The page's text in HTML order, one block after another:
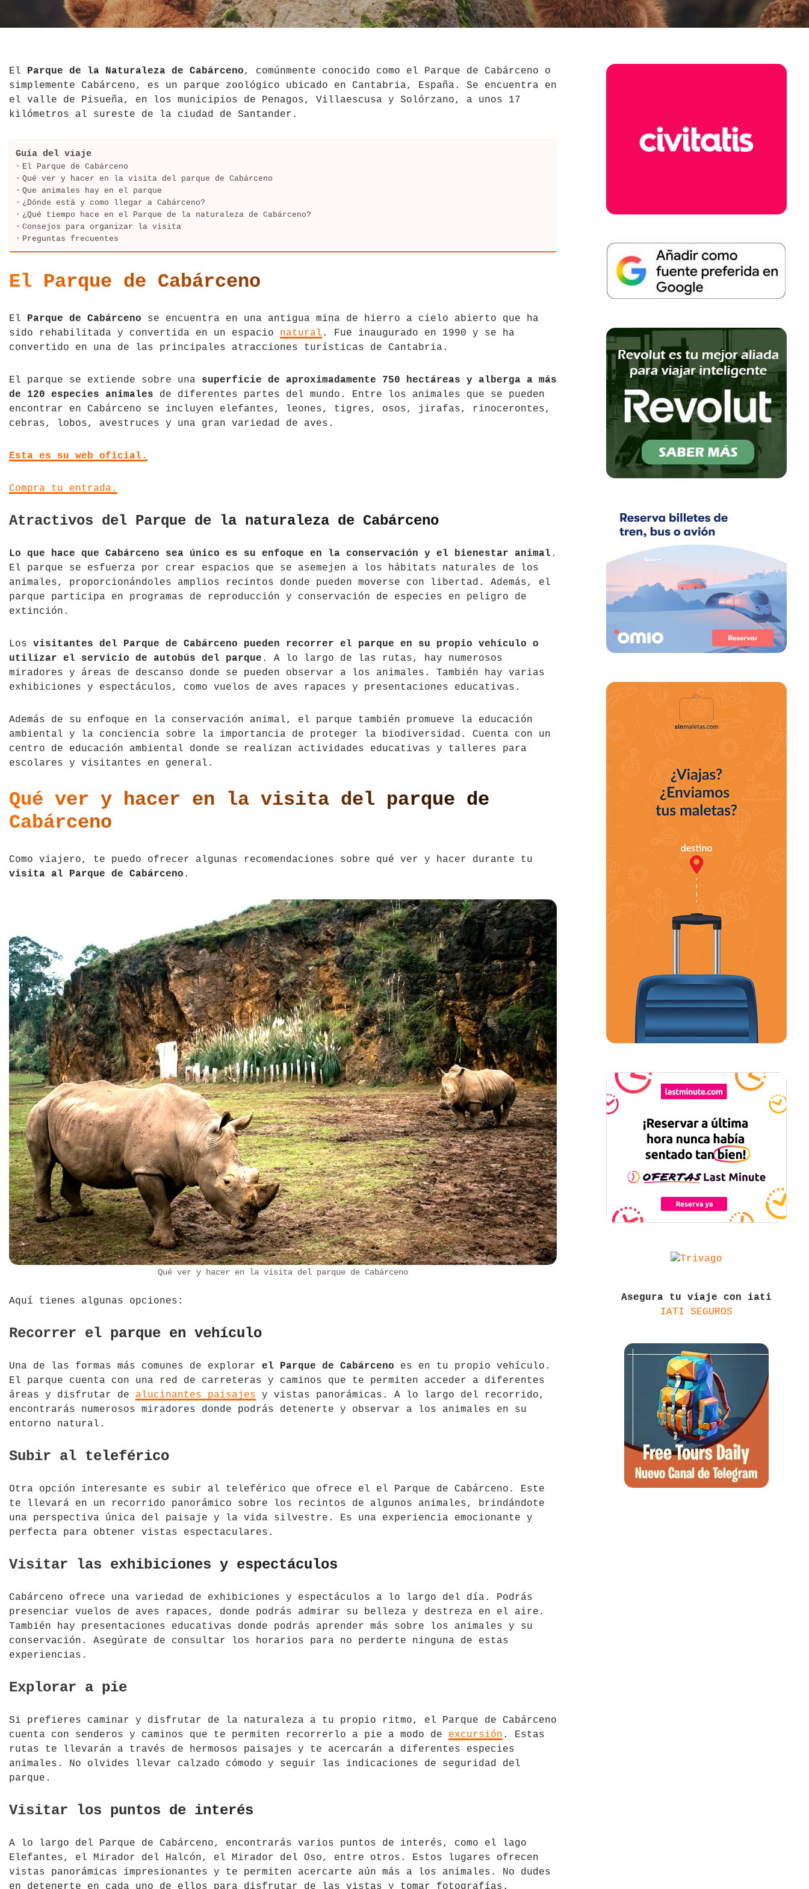
El Salvador
Hawái
México
Paraguay
Perú
República Dominicana
Venezuela
Jordania
La India
Madagascar
Maldivas
Mongolia
Nepal
Qatar
Tíbet
Vietnam
Croacia
Escocia
Eslovenia
Finlandia
Francia
Grecia
Hungría
Irlanda
Islandia
Italia
Liechtenstein
Macedonia del Norte
República Checa
Rusia
Serbia
Suecia
Suiza
Ucrania
El Parque de la Naturaleza de Cabárceno, comúnmente conocido como el Parque de Cabárceno o
simplemente Cabárceno, es un parque zoológico ubicado en Cantabria, España. Se encuentra en
el valle de Pisueña, en los municipios de Penagos, Villaescusa y Solórzano, a unos 17
kilómetros al sureste de la ciudad de Santander.
Guía del viaje
El Parque de Cabárceno
Qué ver y hacer en la visita del parque de Cabárceno
Que animales hay en el parque
¿Dónde está y como llegar a Cabárceno?
¿Qué tiempo hace en el Parque de la naturaleza de Cabárceno?
Consejos para organizar la visita
Preguntas frecuentes
El Parque de Cabárceno
El Parque de Cabárceno se encuentra en una antigua mina de hierro a cielo abierto que ha
sido rehabilitada y convertida en un espacio natural . Fue inaugurado en 1990 y se ha
convertido en una de las principales atracciones turísticas de Cantabria.
El parque se extiende sobre una superficie de aproximadamente 750 hectáreas y alberga a más
de 120 especies animales de diferentes partes del mundo. Entre los animales que se pueden
encontrar en Cabárceno se incluyen elefantes, leones, tigres, osos, jirafas, rinocerontes,
cebras, lobos, avestruces y una gran variedad de aves.
Esta es su web oficial.
Compra tu entrada.
Atractivos del Parque de la naturaleza de Cabárceno
Lo que hace que Cabárceno sea único es su enfoque en la conservación y el bienestar animal .
El parque se esfuerza por crear espacios que se asemejen a los hábitats naturales de los
animales, proporcionándoles amplios recintos donde pueden moverse con libertad. Además, el
parque participa en programas de reproducción y conservación de especies en peligro de
extinción.
Los visitantes del Parque de Cabárceno pueden recorrer el parque en su propio vehículo o
utilizar el servicio de autobús del parque . A lo largo de las rutas, hay numerosos
miradores y áreas de descanso donde se pueden observar a los animales. También hay varias
exhibiciones y espectáculos, como vuelos de aves rapaces y presentaciones educativas.
Además de su enfoque en la conservación animal, el parque también promueve la educación
ambiental y la conciencia sobre la importancia de proteger la biodiversidad. Cuenta con un
centro de educación ambiental donde se realizan actividades educativas y talleres para
escolares y visitantes en general.
Qué ver y hacer en la visita del parque de
Cabárceno
Como viajero, te puedo ofrecer algunas recomendaciones sobre qué ver y hacer durante tu
visita al Parque de Cabárceno .
Qué ver y hacer en la visita del parque de Cabárceno
Aquí tienes algunas opciones:
Recorrer el parque en vehículo
Una de las formas más comunes de explorar el Parque de Cabárceno es en tu propio vehículo.
El parque cuenta con una red de carreteras y caminos que te permiten acceder a diferentes
áreas y disfrutar de alucinantes paisajes y vistas panorámicas. A lo largo del recorrido,
encontrarás numerosos miradores donde podrás detenerte y observar a los animales en su
entorno natural.
Subir al teleférico
Otra opción interesante es subir al teleférico que ofrece el el Parque de Cabárceno. Este
te llevará en un recorrido panorámico sobre los recintos de algunos animales, brindándote
una perspectiva única del paisaje y la vida silvestre. Es una experiencia emocionante y
perfecta para obtener vistas espectaculares.
Visitar las exhibiciones y espectáculos
Cabárceno ofrece una variedad de exhibiciones y espectáculos a lo largo del día. Podrás
presenciar vuelos de aves rapaces, donde podrás admirar su belleza y destreza en el aire.
También hay presentaciones educativas donde podrás aprender más sobre los animales y su
conservación. Asegúrate de consultar los horarios para no perderte ninguna de estas
experiencias.
Explorar a pie
Si prefieres caminar y disfrutar de la naturaleza a tu propio ritmo, el Parque de Cabárceno
cuenta con senderos y caminos que te permiten recorrerlo a pie a modo de excursión . Estas
rutas te llevarán a través de hermosos paisajes y te acercarán a diferentes especies
animales. No olvides llevar calzado cómodo y seguir las indicaciones de seguridad del
parque.
Visitar los puntos de interés
A lo largo del Parque de Cabárceno, encontrarás varios puntos de interés, como el lago
Elefantes, el Mirador del Halcón, el Mirador del Oso, entre otros. Estos lugares ofrecen
vistas panorámicas impresionantes y te permiten acercarte aún más a los animales. No dudes
en detenerte en cada uno de ellos para disfrutar de las vistas y tomar fotografías.
Asegura tu viaje con iati
IATI SEGUROS